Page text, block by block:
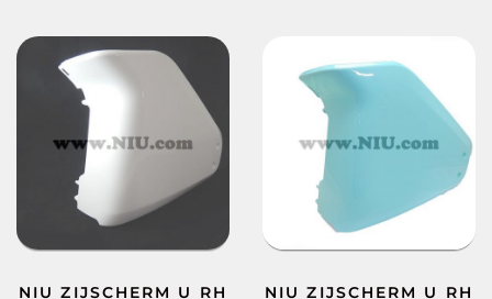
NIU ZIJSCHERM U RH
NIU ZIJSCHERM U RH